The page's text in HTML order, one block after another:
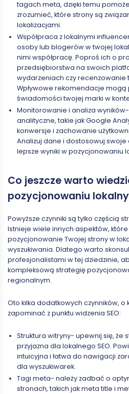
tagach meta, dzięki temu
zrozumieć, które strony są
lokalizacjami.
Współpraca z lokalnymi
osoby lub blogerów w twojej
nimi współpracę. Poproś ich o
przedsiębiorstwa na swoich
wydarzeniach czy recenzowanie
Wpływowe rekomendacje mogą
świadomości twojej marki w
Monitorowanie i analiza
analityczne, takie jak Google
konwersje i zachowanie
Analizuj dane i dostosowuj swoje
lepsze wyniki w pozycjonowaniu
Co jeszcze warto
pozycjonowaniu
Powyższe czynniki są tylko częścią
Istnieje wiele innych aspektów,
pozycjonowanie Twojej strony w
wyszukiwania. Dlatego warto
profesjonalistami w tej dziedzinie,
kompleksową strategię
regionalnym.
Oto kilka dodatkowych czynników, o
zapominać z punktu widzenia SEO:
Struktura witryny- upewnij się, że
przyjazna dla lokalnego SEO.
intuicyjna i łatwa do nawigacji
dla wyszukiwarek.
Tagi meta- należy zadbać o
stronach, takich jak meta title i